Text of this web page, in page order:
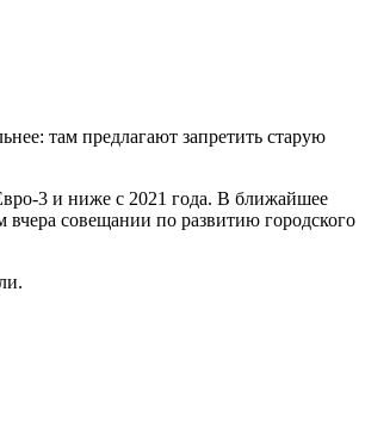
там предлагают запретить старую
3 и ниже с 2021 года. В ближайшее
совещании по развитию городского